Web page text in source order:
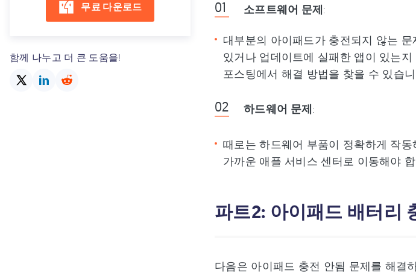
무료 다운로드
함께 나누고 더 큰 도움을!
소프트웨어 문제:
대부분의 아이패드가 충전되지 않는
있거나 업데이트에 실패한 앱이 있는
포스팅에서 해결 방법을 찾을 수 있습니
하드웨어 문제:
때로는 하드웨어 부품이 정확하게 작
가까운 애플 서비스 센터로 이동해야 합
파트2: 아이패드 배터리
다음은 아이패드 충전 안됨 문제를 해결